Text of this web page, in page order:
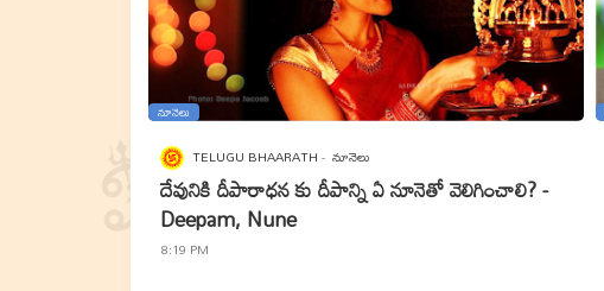
నూనెలు
TELUGU BHAARATH నూనెలు
దేవునికి దీపారాధన కు దీపాన్ని ఏ నూనెతో వెలిగించాలి? -
Deepam, Nune
8:19 PM